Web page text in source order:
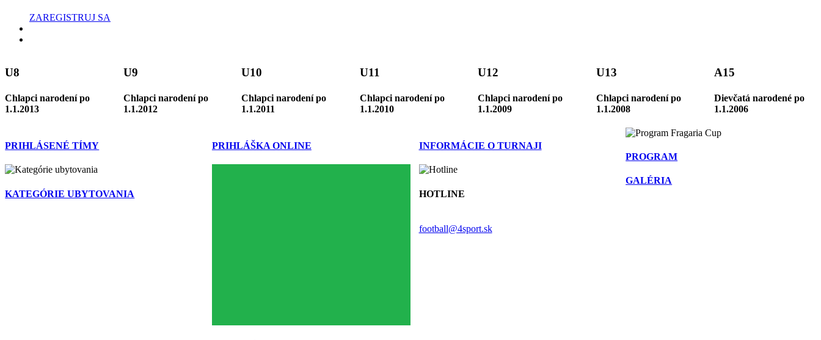
ZAREGISTRUJ SA
U8
Chlapci narodení po
1.1.2013
U9
Chlapci narodení po
1.1.2012
U10
Chlapci narodení po
1.1.2011
U11
Chlapci narodení po
1.1.2010
U12
Chlapci narodení po
1.1.2009
U13
Chlapci narodení po
1.1.2008
A15
Dievčatá narodené po
1.1.2006
PRIHLÁSENÉ TÍMY
KATEGÓRIE UBYTOVANIA
PRIHLÁŠKA ONLINE INFORMÁCIE O TURNAJI
HOTLINE
football@4sport.sk
PROGRAM
GALÉRIA